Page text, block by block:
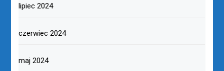
lipiec 2024
czerwiec 2024
maj 2024